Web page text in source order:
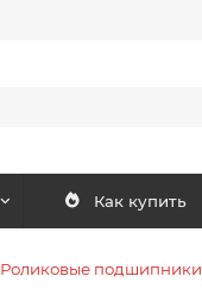
Как купить
Роликовые подшипники